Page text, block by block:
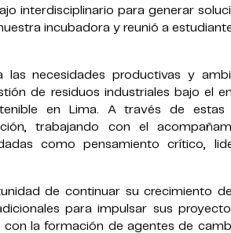
interdisciplinario para generar
incubadora y reunió a
necesidades productivas y
de residuos industriales bajo el
en Lima. A través de estas
trabajando con el
como pensamiento crítico,
de continuar su crecimiento
para impulsar sus
la formación de agentes de